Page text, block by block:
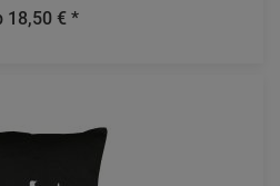
18,50 € *